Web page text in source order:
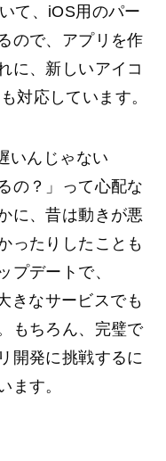
て、iOS用のパー
ので、アプリを作
に、新しいアイコ
対応しています。
いんじゃない
の？」って心配な
に、昔は動きが悪
ったりしたことも
プデートで、
きなサービスでも
もちろん、完璧で
開発に挑戦するに
ます。